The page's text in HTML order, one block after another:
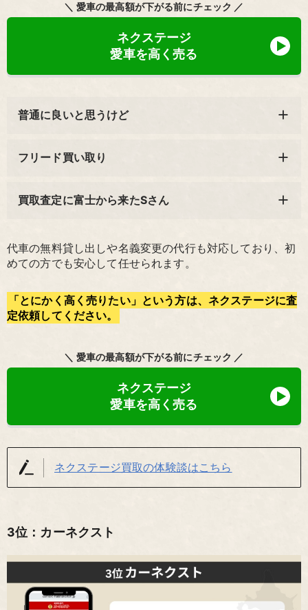
＼ 愛車の最高額が下がる前にチェック ／
ネクステージ
愛車を高く売る
普通に良いと思うけど
フリード買い取り
買取査定に富士から来たSさん
代車の無料貸し出しや名義変更の代行も対応しており、初
めての方でも安心して任せられます。
「とにかく高く売りたい」という方は、ネクステージに査
定依頼してください。
＼ 愛車の最高額が下がる前にチェック ／
ネクステージ
愛車を高く売る
ネクステージ買取の体験談はこちら
3位：カーネクスト